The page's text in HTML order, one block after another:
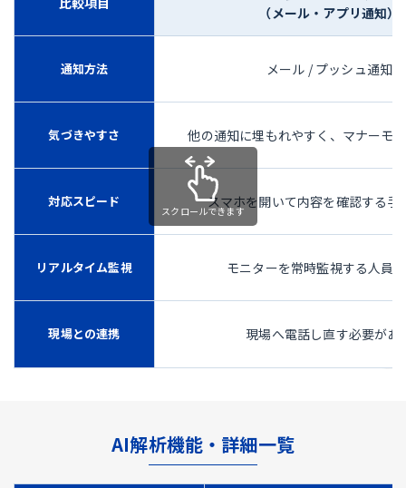
（メール・アプリ通知）
通知方法 メール / プッシュ通知
気づきやすさ 他の通知に埋もれやすく、マナーモ
対応スピード スマホを開いて内容を確認する手
リアルタイム監視 モニターを常時監視する人員
現場との連携 現場へ電話し直す必要があ
AI解析機能・詳細一覧